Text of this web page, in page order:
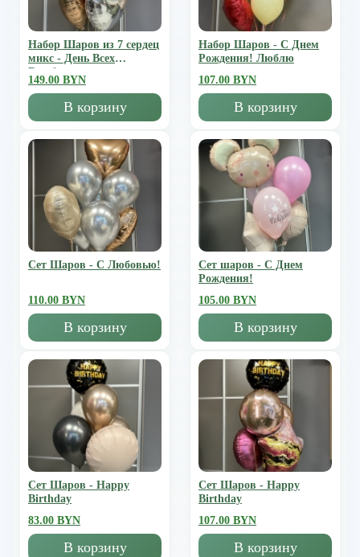
Набор Шаров из 7 сердец
микс - День Всех
Влюбленных
149.00 BYN
В корзину
Набор Шаров - С Днем
Рождения! Люблю
107.00 BYN
В корзину
Сет Шаров - С Любовью!
110.00 BYN
В корзину
Сет шаров - С Днем
Рождения!
105.00 BYN
В корзину
Сет Шаров - Happy
Birthday
83.00 BYN
В корзину
Сет Шаров - Happy
Birthday
107.00 BYN
В корзину